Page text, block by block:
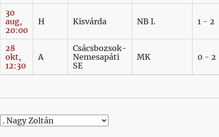
30
aug,
20:00
H Kisvárda NB I. 1 - 2
28
okt,
12:30
A
Csácsbozsok-
Nemesapáti
SE
MK 0 - 2